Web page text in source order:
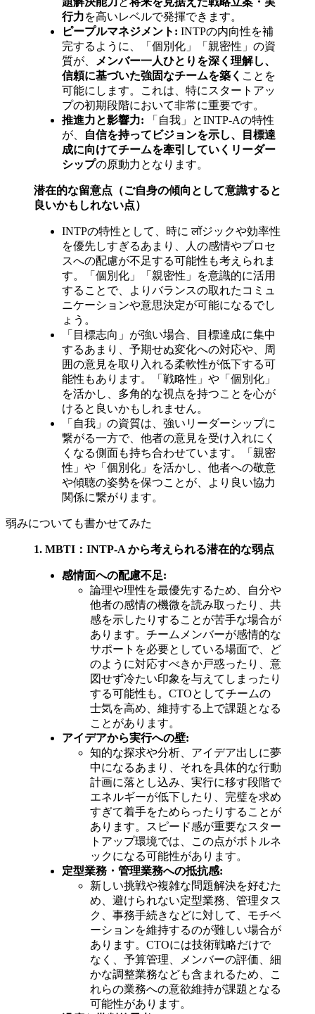
行力を高いレベルで発揮できます。
ピープルマネジメント: INTPの内向性を補
完するように、「個別化」「親密性」の資
質が、
メンバー一人ひとりを深く理解し、
信頼に基づいた強固なチームを築く ことを
可能にします。これは、特にスタートアッ
プの初期段階において非常に重要です。
推進力と影響力: 「自我」とINTP-Aの特性
が、
自信を持ってビジョンを示し、目標達
成に向けてチームを牽引していくリーダー
シップの原動力となります。
潜在的な留意点（ご自身の傾向として意識すると
良いかもしれない点）
INTPの特性として、時に लॉジックや効率性
を優先しすぎるあまり、人の感情やプロセ
スへの配慮が不足する可能性も考えられま
す。「個別化」「親密性」を意識的に活用
することで、よりバランスの取れたコミュ
ニケーションや意思決定が可能になるでし
ょう。
「目標志向」が強い場合、目標達成に集中
するあまり、予期せぬ変化への対応や、周
囲の意見を取り入れる柔軟性が低下する可
能性もあります。「戦略性」や「個別化」
を活かし、多角的な視点を持つことを心が
けると良いかもしれません。
「自我」の資質は、強いリーダーシップに
繋がる一方で、他者の意見を受け入れにく
くなる側面も持ち合わせています。「親密
性」や「個別化」を活かし、他者への敬意
や傾聴の姿勢を保つことが、より良い協力
関係に繋がります。
弱みについても書かせてみた
1. MBTI：INTP-A から考えられる潜在的な弱点
感情面への配慮不足:
論理や理性を最優先するため、自分や
他者の感情の機微を読み取ったり、共
感を示したりすることが苦手な場合が
あります。チームメンバーが感情的な
サポートを必要としている場面で、ど
のように対応すべきか戸惑ったり、意
図せず冷たい印象を与えてしまったり
する可能性も。CTOとしてチームの
士気を高め、維持する上で課題となる
ことがあります。
アイデアから実行への壁:
知的な探求や分析、アイデア出しに夢
中になるあまり、それを具体的な行動
計画に落とし込み、実行に移す段階で
エネルギーが低下したり、完璧を求め
すぎて着手をためらったりすることが
あります。スピード感が重要なスター
トアップ環境では、この点がボトルネ
ックになる可能性があります。
定型業務・管理業務への抵抗感:
新しい挑戦や複雑な問題解決を好むた
め、避けられない定型業務、管理タス
ク、事務手続きなどに対して、モチベ
ーションを維持するのが難しい場合が
あります。CTOには技術戦略だけで
なく、予算管理、メンバーの評価、細
かな調整業務なども含まれるため、こ
れらの業務への意欲維持が課題となる
可能性があります。